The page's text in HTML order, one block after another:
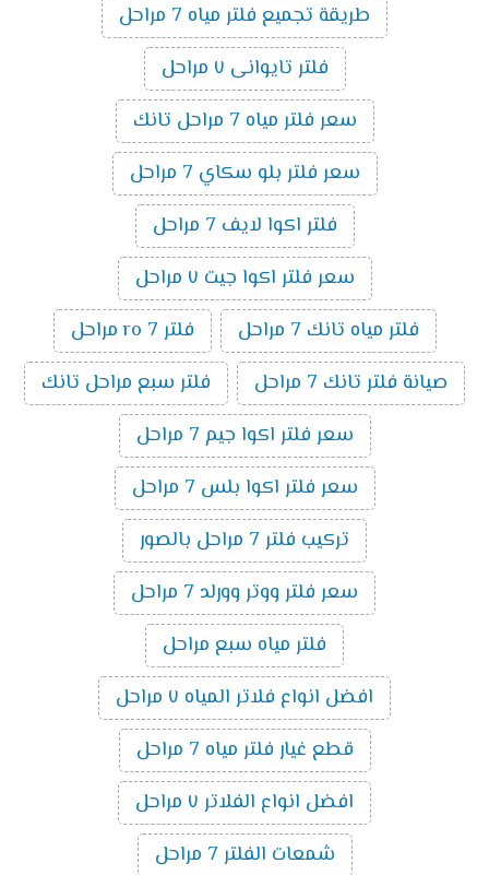
طريقة تجميع فلتر مياه 7 مراحل
فلتر تايوانى ٧ مراحل
سعر فلتر مياه 7 مراحل تانك
سعر فلتر بلو سكاي 7 مراحل
فلتر اكوا لايف 7 مراحل
سعر فلتر اكوا جيت ٧ مراحل
فلتر مياه تانك 7 مراحل
فلتر ro 7 مراحل
صيانة فلتر تانك 7 مراحل
فلتر سبع مراحل تانك
سعر فلتر اكوا جيم 7 مراحل
سعر فلتر اكوا بلس 7 مراحل
تركيب فلتر 7 مراحل بالصور
سعر فلتر ووتر وورلد 7 مراحل
فلتر مياه سبع مراحل
افضل انواع فلاتر المياه ٧ مراحل
قطع غيار فلتر مياه 7 مراحل
افضل انواع الفلاتر ٧ مراحل
شمعات الفلتر 7 مراحل